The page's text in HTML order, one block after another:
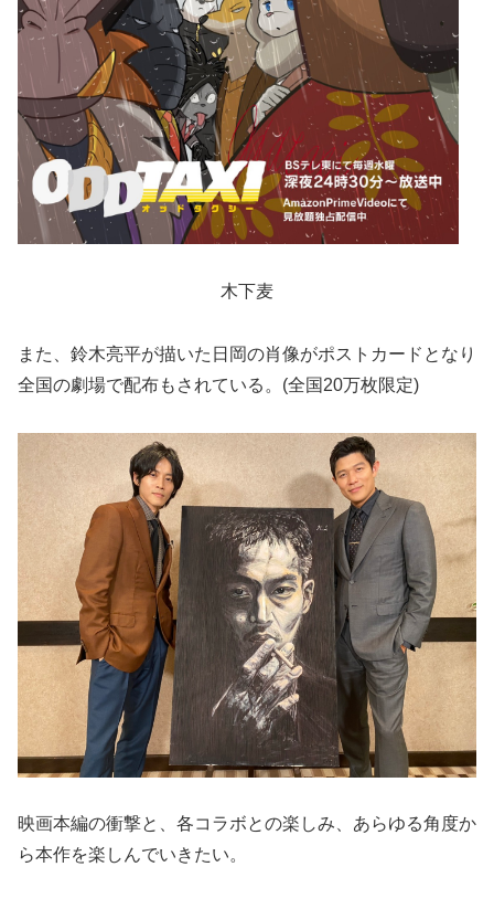
木下麦
また、鈴木亮平が描いた日岡の肖像がポストカードとなり
全国の劇場で配布もされている。(全国20万枚限定)
映画本編の衝撃と、各コラボとの楽しみ、あらゆる角度か
ら本作を楽しんでいきたい。